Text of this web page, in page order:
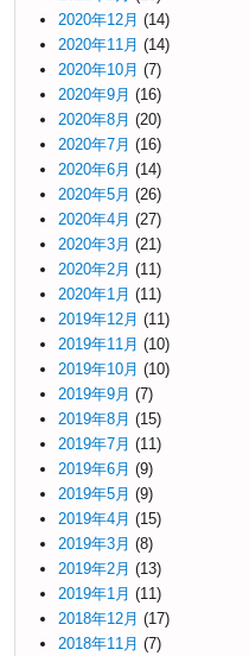
2020年12月 (14)
2020年11月 (14)
2020年10月 (7)
2020年9月 (16)
2020年8月 (20)
2020年7月 (16)
2020年6月 (14)
2020年5月 (26)
2020年4月 (27)
2020年3月 (21)
2020年2月 (11)
2020年1月 (11)
2019年12月 (11)
2019年11月 (10)
2019年10月 (10)
2019年9月 (7)
2019年8月 (15)
2019年7月 (11)
2019年6月 (9)
2019年5月 (9)
2019年4月 (15)
2019年3月 (8)
2019年2月 (13)
2019年1月 (11)
2018年12月 (17)
2018年11月 (7)